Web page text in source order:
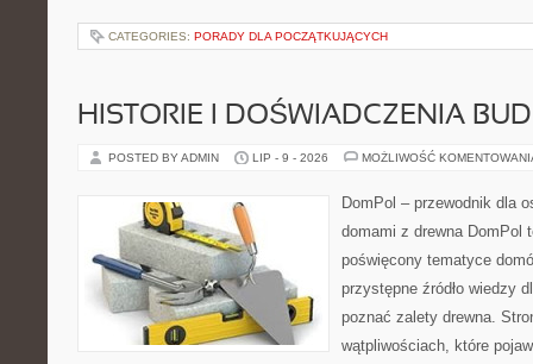
CATEGORIES: PORADY DLA POCZĄTKUJĄCYCH
HISTORIE I DOŚWIADCZENIA
POSTED BY ADMIN LIP - 9 - 2026 MOŻLIWOŚĆ
DomPol – przewodnik dla
domami z drewna DomPol
poświęcony tematyce
przystępne źródło wiedzy
poznać zalety drewna.
wątpliwościach, które